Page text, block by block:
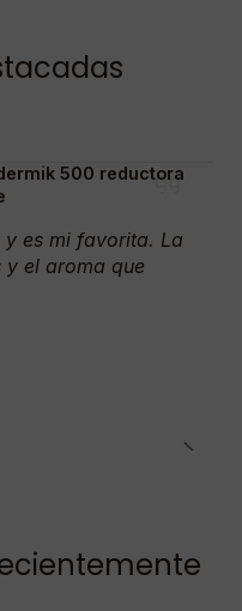
500 reductora
es mi favorita. La
y el aroma que